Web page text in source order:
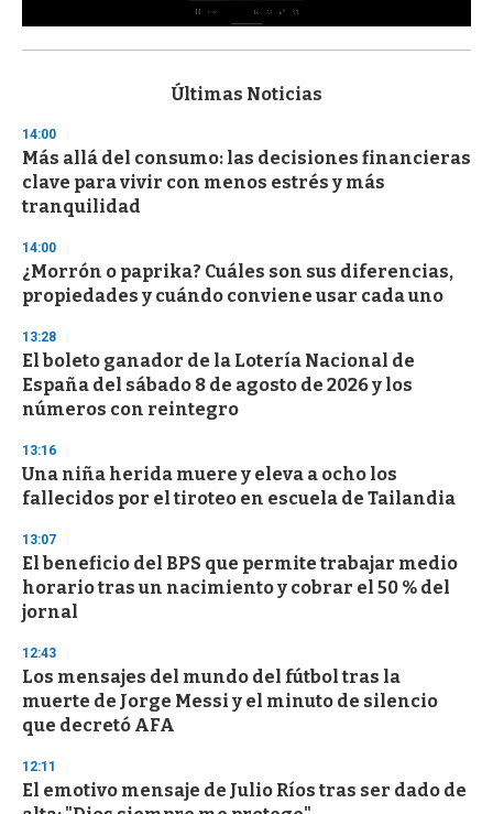
s
d
s
o
f
3
s
c
o
d
s
Últimas Noticias
14:00
Más allá del consumo: las decisiones financieras
clave para vivir con menos estrés y más
tranquilidad
14:00
¿Morrón o paprika? Cuáles son sus diferencias,
propiedades y cuándo conviene usar cada uno
13:28
El boleto ganador de la Lotería Nacional de
España del sábado 8 de agosto de 2026 y los
números con reintegro
13:16
Una niña herida muere y eleva a ocho los
fallecidos por el tiroteo en escuela de Tailandia
13:07
El beneficio del BPS que permite trabajar medio
horario tras un nacimiento y cobrar el 50 % del
jornal
12:43
Los mensajes del mundo del fútbol tras la
muerte de Jorge Messi y el minuto de silencio
que decretó AFA
12:11
El emotivo mensaje de Julio Ríos tras ser dado de